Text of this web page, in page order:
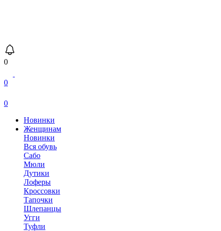
0
0
0
Новинки
Женщинам
Новинки
Вся обувь
Сабо
Мюли
Дутики
Лоферы
Кроссовки
Тапочки
Шлепанцы
Угги
Туфли